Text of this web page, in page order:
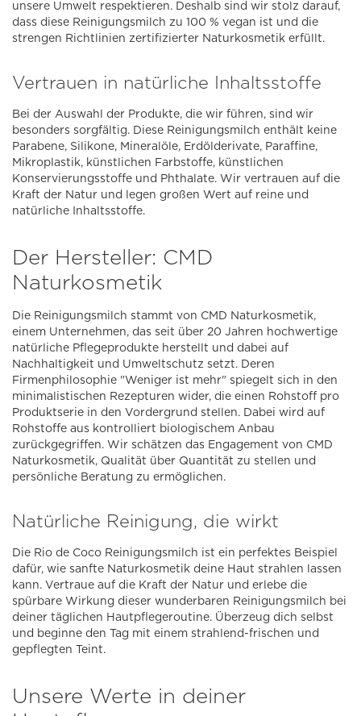
unsere Umwelt respektieren. Deshalb sind wir stolz darauf,
dass diese Reinigungsmilch zu 100 % vegan ist und die
strengen Richtlinien zertifizierter Naturkosmetik erfüllt.
Vertrauen in natürliche Inhaltsstoffe
Bei der Auswahl der Produkte, die wir führen, sind wir
besonders sorgfältig. Diese Reinigungsmilch enthält keine
Parabene, Silikone, Mineralöle, Erdölderivate, Paraffine,
Mikroplastik, künstlichen Farbstoffe, künstlichen
Konservierungsstoffe und Phthalate. Wir vertrauen auf die
Kraft der Natur und legen großen Wert auf reine und
natürliche Inhaltsstoffe.
Der Hersteller: CMD
Naturkosmetik
Die Reinigungsmilch stammt von CMD Naturkosmetik,
einem Unternehmen, das seit über 20 Jahren hochwertige
natürliche Pflegeprodukte herstellt und dabei auf
Nachhaltigkeit und Umweltschutz setzt. Deren
Firmenphilosophie "Weniger ist mehr" spiegelt sich in den
minimalistischen Rezepturen wider, die einen Rohstoff pro
Produktserie in den Vordergrund stellen. Dabei wird auf
Rohstoffe aus kontrolliert biologischem Anbau
zurückgegriffen. Wir schätzen das Engagement von CMD
Naturkosmetik, Qualität über Quantität zu stellen und
persönliche Beratung zu ermöglichen.
Natürliche Reinigung, die wirkt
Die Rio de Coco Reinigungsmilch ist ein perfektes Beispiel
dafür, wie sanfte Naturkosmetik deine Haut strahlen lassen
kann. Vertraue auf die Kraft der Natur und erlebe die
spürbare Wirkung dieser wunderbaren Reinigungsmilch bei
deiner täglichen Hautpflegeroutine. Überzeug dich selbst
und beginne den Tag mit einem strahlend-frischen und
gepflegten Teint.
Unsere Werte in deiner